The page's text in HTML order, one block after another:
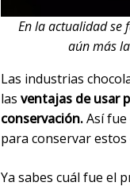
En la actualidad se
aún más
Las industrias
las ventajas de usar
conservación.Así
para conservar
Ya sabes cuál fue el